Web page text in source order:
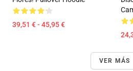
39,51 € - 45,95 €
VER MÁS